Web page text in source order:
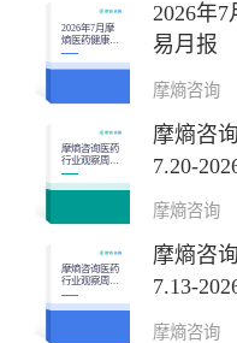
2026年7月摩
熵医药健康投
融资&交易月
报
2026年
易月报
摩熵咨询
摩熵咨询医药
行业观察周报
（2026.07.20-
2026.07.26）
摩熵咨
7.20-
摩熵咨询
摩熵咨询医药
行业观察周报
（2026.07.13-
2026.07.19）
摩熵咨
7.13-
摩熵咨询